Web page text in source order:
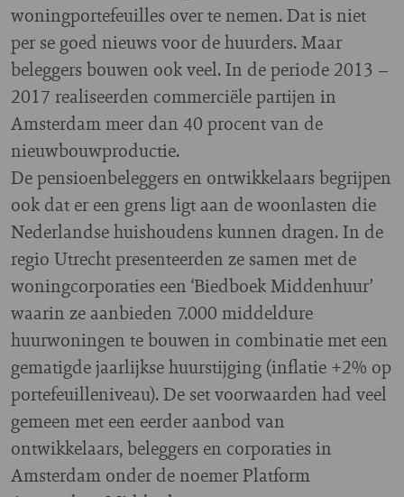
woningportefeuilles over te nemen. Dat is niet
per se goed nieuws voor de huurders. Maar
beleggers bouwen ook veel. In de periode 2013 –
2017 realiseerden commerciële partijen in
Amsterdam meer dan 40 procent van de
nieuwbouwproductie.
De pensioenbeleggers en ontwikkelaars begrijpen
ook dat er een grens ligt aan de woonlasten die
Nederlandse huishoudens kunnen dragen. In de
regio Utrecht presenteerden ze samen met de
woningcorporaties een ‘Biedboek Middenhuur’
waarin ze aanbieden 7.000 middeldure
huurwoningen te bouwen in combinatie met een
gematigde jaarlijkse huurstijging (inflatie +2% op
portefeuilleniveau). De set voorwaarden had veel
gemeen met een eerder aanbod van
ontwikkelaars, beleggers en corporaties in
Amsterdam onder de noemer Platform